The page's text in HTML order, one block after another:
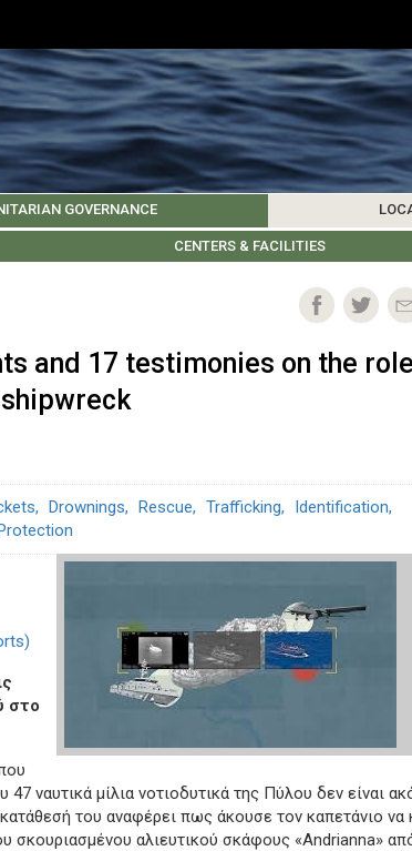
UPDATES
GOVERNANCE
CENTERS & FACILITIES
SAMOS SOCIETY FOREIGN INSTITUTIONS
and 17 testimonies on the
Drownings Rescue Trafficking
Identification
στο
ναυτικά μίλια νοτιοδυτικά της Πύλου δεν είναι
του αναφέρει πως άκουσε τον καπετάνιο να
σκουριασμένου αλιευτικού σκάφους «Andrianna»